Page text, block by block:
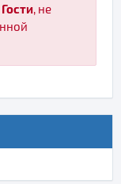
Гости, не